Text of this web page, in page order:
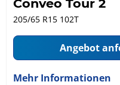
Conveo Tour 2
205/65 R15 102T
Angebot
Mehr Informationen